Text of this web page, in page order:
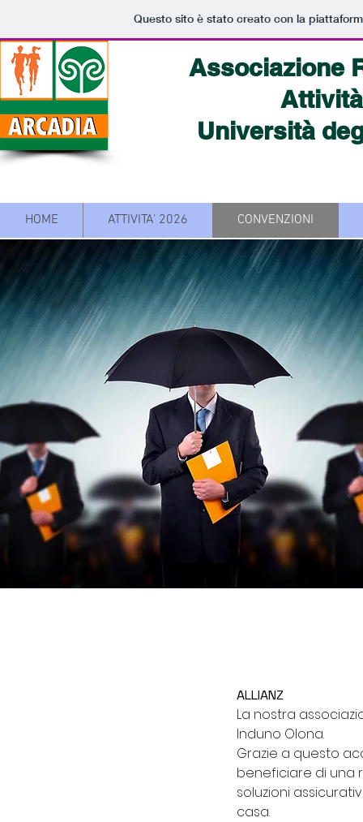
Questo sito è stato creato con la
Associazione
Università
HOME ATTIVITA' 2026 CONVENZIONI
ALLIANZ
La nostra
Induno Olona.
Grazie a questo
beneficiare di una
soluzioni
casa.